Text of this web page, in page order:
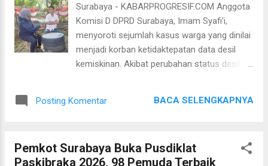
ketika dilakukan penyiraman tidak licin," kata
Hidayat, Selasa 4 Agustus 2026. Hidayat juga
mempertemukan pihak kontraktor dengan
warga yang menjadi korban. Ia meminta
kontraktor bertanggung jawab terhadap
pengobatan korban. "Sudah saya tegur juga
Surabaya - KABARPROGRESIF.COM Anggota
Komisi D DPRD Surabaya, Imam Syafi'i,
menyoroti sejumlah kasus warga yang dinilai
menjadi korban ketidaktepatan data desil
kemiskinan. Akibat perubahan status desil,
beasiswa bagi siswa dan mahasiswa dari
mahasiswi Universitas Negeri Surabaya
Posting Komentar BACA SELENGKAPNYA
Pemkot Surabaya Buka Pusdiklat
Paskibraka 2026, 98 Pemuda Terbaik